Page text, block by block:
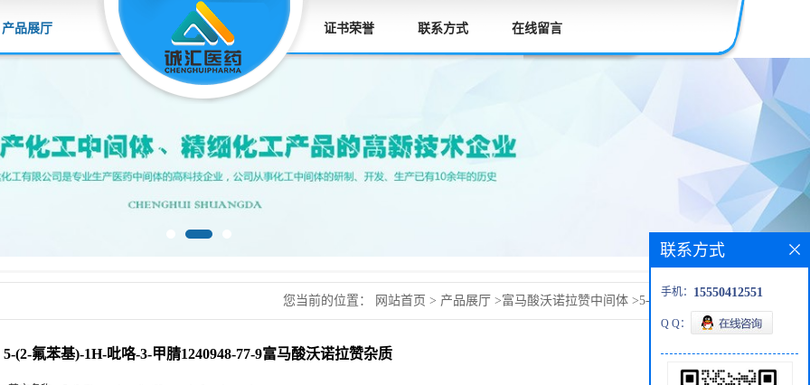
产品展厅 证书荣誉 联系方式 在线留言
您当前的位置： 网站首页 > 产品展厅 >富马酸沃诺拉赞中间体 >5-(2-氟苯基)-1H-
5-(2-氟苯基)-1H-吡咯-3-甲腈1240948-77-9富马酸沃诺拉赞杂质
联系方式
手机： 15550412551
Q Q：